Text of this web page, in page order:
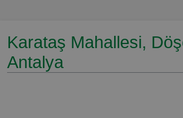
Karataş Mahallesi,
Antalya